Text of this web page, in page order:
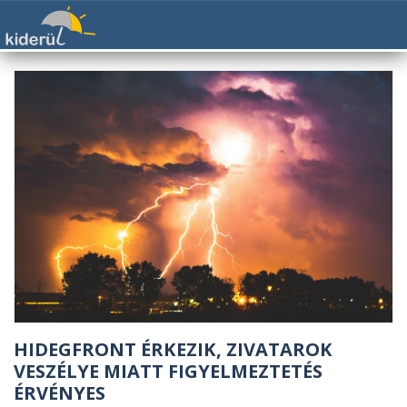
HIDEGFRONT ÉRKEZIK, ZIVATAROK
VESZÉLYE MIATT FIGYELMEZTETÉS
ÉRVÉNYES